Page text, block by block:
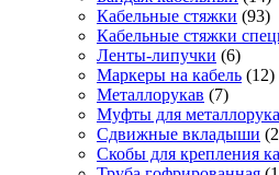
Кабельные стяжки (93)
Кабельные стяжки
Ленты-липучки (6)
Маркеры на кабель (12)
Металлорукав (7)
Муфты для
Сдвижные вкладыши
Скобы для крепления